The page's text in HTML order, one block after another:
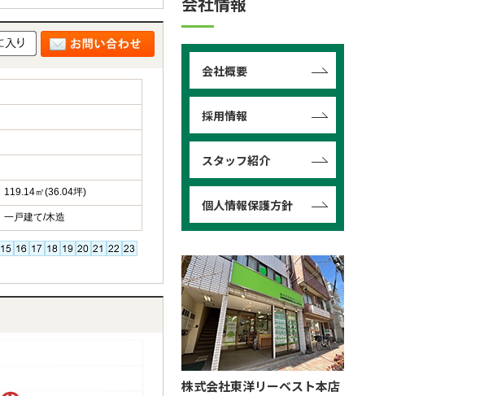
119.14㎡(36.04坪)
一戸建て/木造
会社概要
採用情報
スタッフ紹介
個人情報保護方針
株式会社東洋リーベスト本店